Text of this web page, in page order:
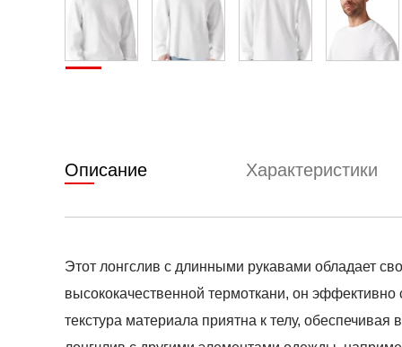
Описание Характеристики
Этот лонгслив с длинными рукавами обладает
высококачественной термоткани, он
текстура материала приятна к телу,